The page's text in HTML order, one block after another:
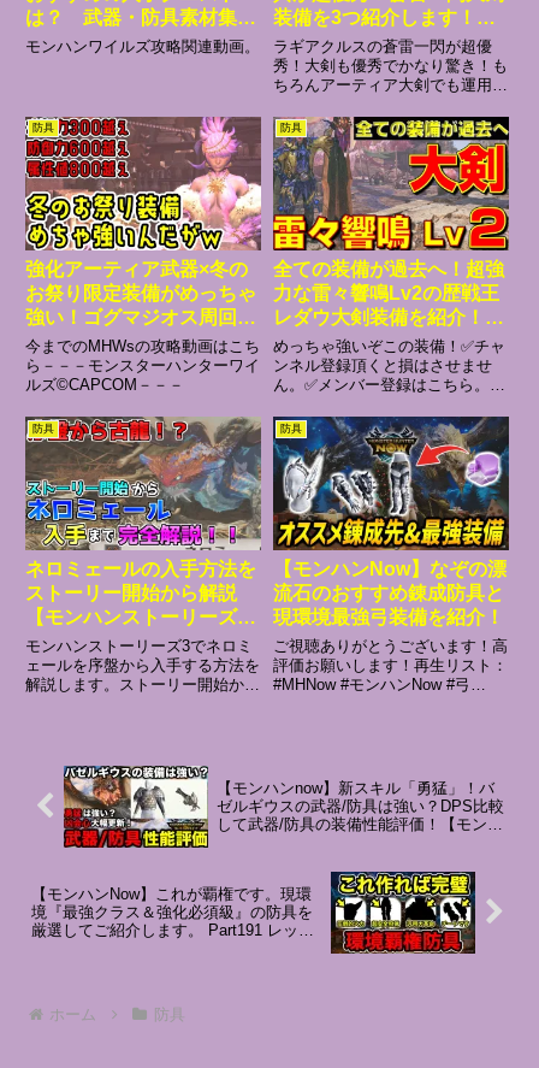
は？ 武器・防具素材集め
入手方法 ＃３４６ 【モ
モンハンワイルズ攻略関連動画。
装備を3つ紹介します！セ
ルレギオス実戦付き【モン
ハンワイルズ】
ラギアクルスの蒼雷一閃が超優
秀！大剣も優秀でかなり驚き！も
ちろんアーティア大剣でも運用可
レギオス実戦付きです。耳栓採用
の蒼雷一閃もあるので参考になれ
ば幸いです。☆本動画の流れ
☆0:00挨拶0:51①ラギア大剣の...
防具
強化アーティア武器×冬の
お祭り限定装備がめっちゃ
強い！ゴグマジオス周回に
もおすすめ！【片手剣】
【MHWs】【モンスターハ
ンターワイルズ】
今までのMHWsの攻略動画はこち
ら－－－モンスターハンターワイ
ルズ©CAPCOM－－－
防具
全ての装備が過去へ！超強
力な雷々響鳴Lv2の歴戦王
レダウ大剣装備を紹介！
【モンハンワイルズ】
【MHWilds】【mhws】
めっちゃ強いぞこの装備！✅チャ
ンネル登録頂くと損はさせませ
ん。✅メンバー登録はこちら。当
ます。※(スマホの場合はURLを
コピーしてブラウザーからアクセ
ス) ▼メンバーの加入方法と特
典のまとめ(Blog) ✅Bl...
防具
ネロミェールの入手方法を
ストーリー開始から解説
【モンハンストーリーズ
3】【ゆっくり実況】
モンハンストーリーズ3でネロミ
ェールを序盤から入手する方法を
解説します。ストーリー開始から
盤から古龍ネロミェールを入手し
たい人はぜひ参考にしてくださ
い...
防具
【モンハンNow】なぞの漂
流石のおすすめ錬成防具と
現環境最強弓装備を紹介！
ご視聴ありがとうございます！高
評価お願いします！再生リスト：
#MHNow #モンハンNow #弓
【モンハンnow】新スキル「勇猛」！バ
ゼルギウスの武器/防具は強い？DPS比較
して武器/防具の装備性能評価！【モンス
【モンハンNow】これが覇権です。現環
境『最強クラス＆強化必須級』の防具を
厳選してご紹介します。 Part191 レッド
ホーム 防具